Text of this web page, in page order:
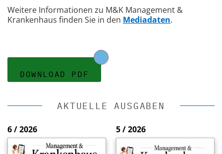
Weitere Informationen zu M&K Management &
Krankenhaus finden Sie in den Mediadaten.
DOWNLOAD PDF
AKTUELLE AUSGABEN
6 / 2026 5 / 2026